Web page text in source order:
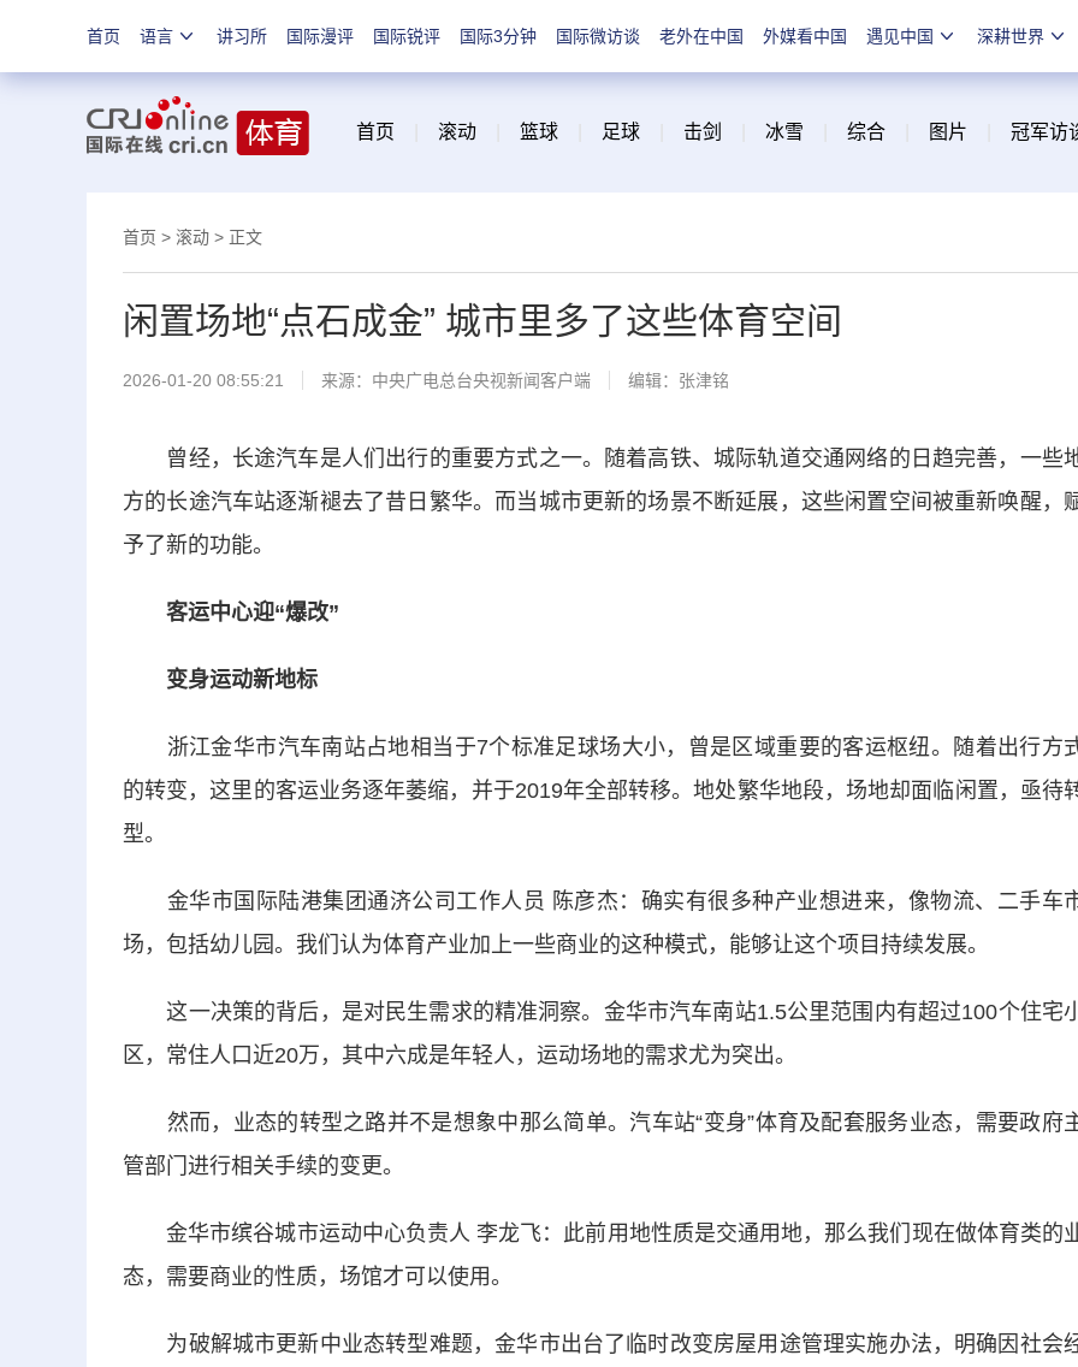
首页 语言 讲习所 国际漫评 国际锐评 国际3分钟 国际微访谈 老外在中国 外媒看中国 遇见中国 深耕世界
首页 滚动 篮球 足球 击剑 冰雪 综合 图片 冠军访
首页 > 滚动 > 正文
闲置场地“点石成金” 城市里多了这些体育空间
2026-01-20 08:55:21 来源：中央广电总台央视新闻客户端 编辑：张津铭
曾经，长途汽车是人们出行的重要方式之一。随着高铁、城际轨道交通网络的日趋完善，一些
方的长途汽车站逐渐褪去了昔日繁华。而当城市更新的场景不断延展，这些闲置空间被重新唤醒，
予了新的功能。
客运中心迎“爆改”
变身运动新地标
浙江金华市汽车南站占地相当于7个标准足球场大小，曾是区域重要的客运枢纽。随着出行方
的转变，这里的客运业务逐年萎缩，并于2019年全部转移。地处繁华地段，场地却面临闲置，亟待
型。
金华市国际陆港集团通济公司工作人员 陈彦杰：确实有很多种产业想进来，像物流、二手车
场，包括幼儿园。我们认为体育产业加上一些商业的这种模式，能够让这个项目持续发展。
这一决策的背后，是对民生需求的精准洞察。金华市汽车南站1.5公里范围内有超过100个住宅
区，常住人口近20万，其中六成是年轻人，运动场地的需求尤为突出。
然而，业态的转型之路并不是想象中那么简单。汽车站“变身”体育及配套服务业态，需要政府
管部门进行相关手续的变更。
金华市缤谷城市运动中心负责人 李龙飞：此前用地性质是交通用地，那么我们现在做体育类的
态，需要商业的性质，场馆才可以使用。
为破解城市更新中业态转型难题，金华市出台了临时改变房屋用途管理实施办法，明确因社会